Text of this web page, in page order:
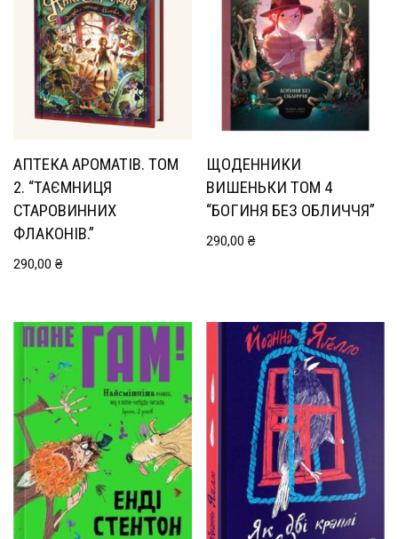
АПТЕКА АРОМАТІВ. ТОМ
2. “ТАЄМНИЦЯ
СТАРОВИННИХ
ФЛАКОНІВ.”
290,00 ₴
ЩОДЕННИКИ
ВИШЕНЬКИ ТОМ 4
“БОГИНЯ БЕЗ ОБЛИЧЧЯ”
290,00₴